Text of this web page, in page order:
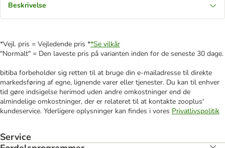
Beskrivelse
*Vejl. pris = Vejledende pris **Se vilkår
"Normalt" = Den laveste pris på varianten inden for de seneste 30 dage.
bitiba forbeholder sig retten til at bruge din e-mailadresse til direkte
markedsføring af egne, lignende varer eller tjenester. Du kan til enhver
tid gøre indsigelse herimod uden andre omkostninger end de
almindelige omkostninger, der er relateret til at kontakte zooplus'
kundeservice. Yderligere oplysninger kan findes i vores Privatlivspolitik
Service